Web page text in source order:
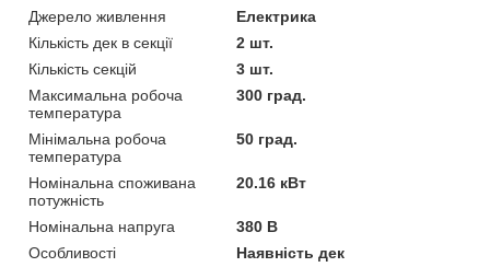
Джерело живлення
Електрика
Кількість дек в секції
2 шт.
Кількість секцій
3 шт.
Максимальна робоча
температура
300 град.
Мінімальна робоча
температура
50 град.
Номінальна споживана
потужність
20.16 кВт
Номінальна напруга
380 В
Особливості
Наявність дек